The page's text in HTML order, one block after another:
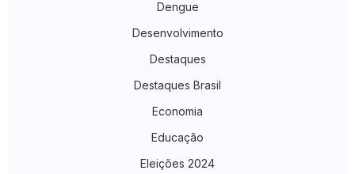
Dengue
Desenvolvimento
Destaques
Destaques Brasil
Economia
Educação
Eleições 2024